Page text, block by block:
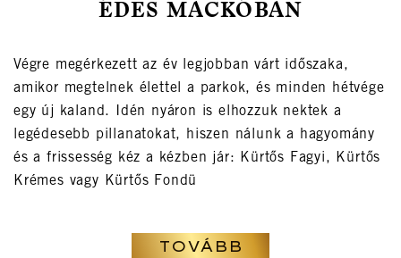
ÉDES MACKÓBAN
Végre megérkezett az év legjobban várt időszaka,
amikor megtelnek élettel a parkok, és minden hétvége
egy új kaland. Idén nyáron is elhozzuk nektek a
legédesebb pillanatokat, hiszen nálunk a hagyomány
és a frissesség kéz a kézben jár: Kürtős Fagyi, Kürtős
Krémes vagy Kürtős Fondü
TOVÁBB